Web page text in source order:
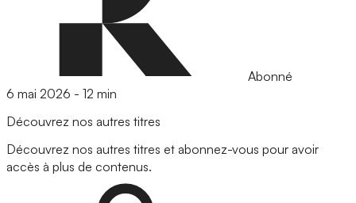
Abonné
6 mai 2026 - 12 min
Découvrez nos autres titres
Découvrez nos autres titres et abonnez-vous pour avoir
accès à plus de contenus.